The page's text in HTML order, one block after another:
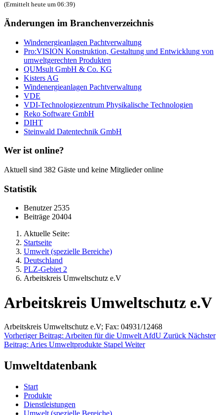
(Ermittelt heute um 06:39)
Änderungen im Branchenverzeichnis
Windenergieanlagen Pachtverwaltung
Pro:VISION Konstruktion, Gestaltung und Entwicklung von
umweltgerechten Produkten
QUMsult GmbH & Co. KG
Kisters AG
Windenergieanlagen Pachtverwaltung
VDE
VDI-Technologiezentrum Physikalische Technologien
Reko Software GmbH
DIHT
Steinwald Datentechnik GmbH
Wer ist online?
Aktuell sind 382 Gäste und keine Mitglieder online
Statistik
Benutzer2535
Beiträge 20404
Aktuelle Seite:
Startseite
Umwelt (spezielle Bereiche)
Deutschland
PLZ-Gebiet 2
Arbeitskreis Umweltschutz e.V
Arbeitskreis Umweltschutz e.V
Arbeitskreis Umweltschutz e.V; Fax: 04931/12468
Vorheriger Beitrag: Arbeiten für die Umwelt AfdU Zurück Nächster
Beitrag: Aries Umweltprodukte Stapel Weiter
Umweltdatenbank
Start
Produkte
Dienstleistungen